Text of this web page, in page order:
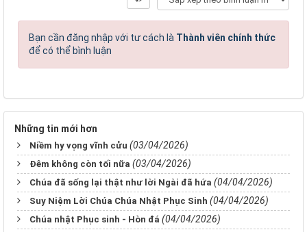
Bạn cần đăng nhập với tư cách là Thành viên chính thức
để có thể bình luận
Những tin mới hơn
Niềm hy vọng vĩnh cửu (03/04/2026)
Đêm không còn tối nữa (03/04/2026)
Chúa đã sống lại thật như lời Ngài đã hứa (04/04/2026)
Suy Niệm Lời Chúa Chúa Nhật Phục Sinh (04/04/2026)
Chúa nhật Phục sinh - Hòn đá (04/04/2026)